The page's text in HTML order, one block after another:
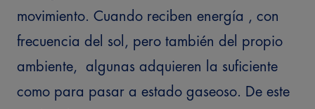
movimiento. Cuando reciben energía , con
frecuencia del sol, pero también del propio
ambiente, algunas adquieren la suficiente
como para pasar a estado gaseoso. De este